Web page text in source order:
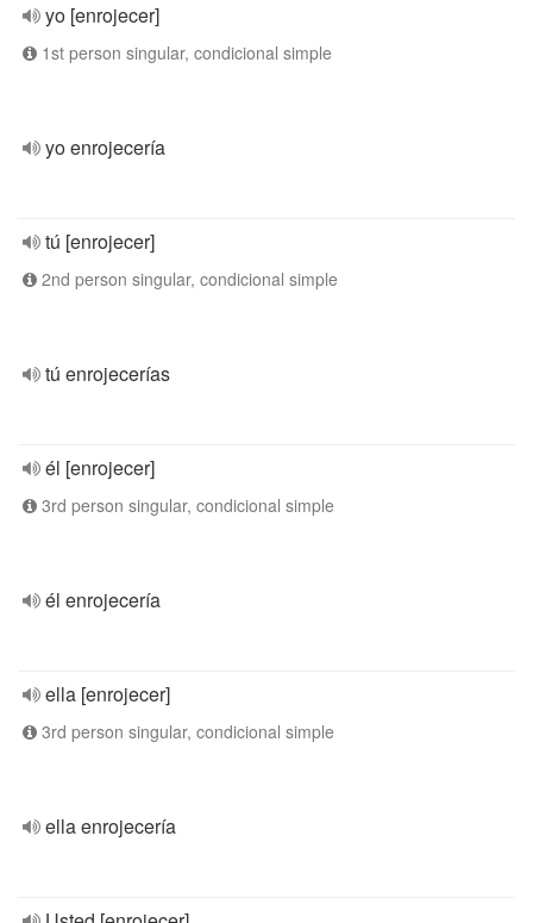
yo [enrojecer]
1st person singular, condicional simple
yo enrojecería
tú [enrojecer]
2nd person singular, condicional simple
tú enrojecerías
él [enrojecer]
3rd person singular, condicional simple
él enrojecería
ella [enrojecer]
3rd person singular, condicional simple
ella enrojecería